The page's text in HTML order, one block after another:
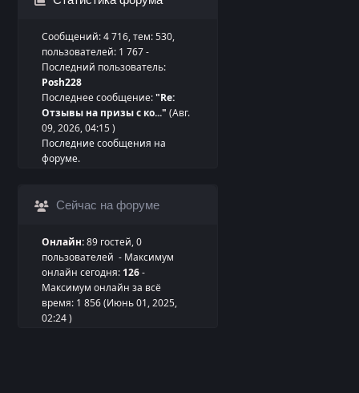
Сообщений: 4 716, тем: 530,
пользователей: 1 767 -
Последний пользователь:
Posh228
Последнее сообщение:"Re:
Отзывы на призы с ко..." (Авг.
09, 2026, 04:15 )
Последние сообщения на
форуме.
Сейчас на форуме
Онлайн:89 гостей, 0
пользователей - Максимум
онлайн сегодня: 126-
Максимум онлайн за всё
время: 1 856 (Июнь 01, 2025,
02:24 )